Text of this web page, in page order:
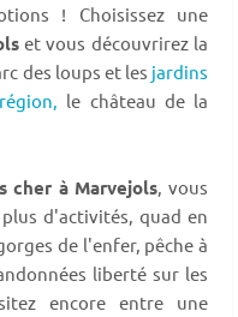
! Choisissez une
et vous découvrirez la
des loups et les jardins
le château de la
cher à Marvejols , vous
d'activités, quad en
de l'enfer, pêche à
liberté sur les
encore entre une